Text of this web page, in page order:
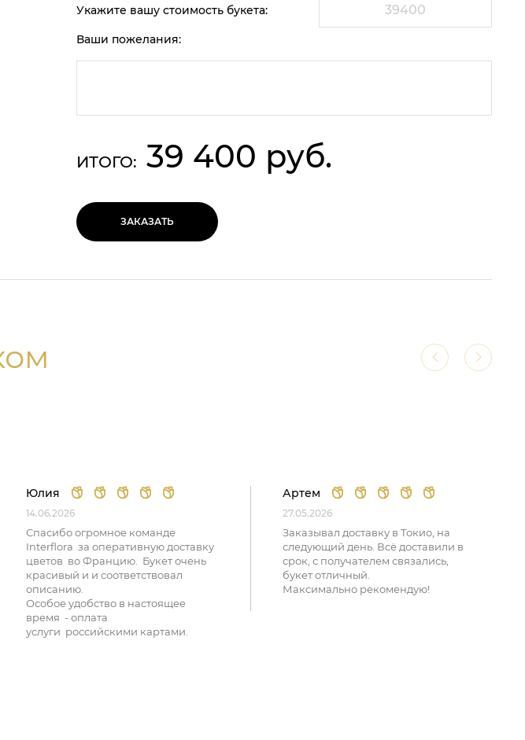
Укажите вашу стоимость букета:
Ваши пожелания:
ИТОГО: 39 400 руб.
ЗАКАЗАТЬ
Юлия
14.06.2026
Спасибо огромное команде
Interflora за оперативную доставку
цветов во Францию. Букет очень
красивый и и соответствовал
описанию.
Особое удобство в настоящее
время - оплата
услуги российскими картами.
Артем
27.05.2026
Заказывал доставку в Токио, на
следующий день. Всё доставили в
срок, с получателем связались,
букет отличный.
Максимально рекомендую!